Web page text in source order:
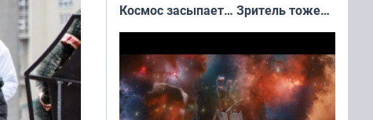
Космос засыпает… Зритель тоже…